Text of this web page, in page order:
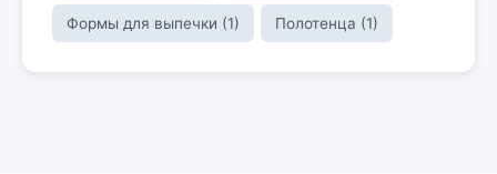
Формы для выпечки (1) Полотенца (1)